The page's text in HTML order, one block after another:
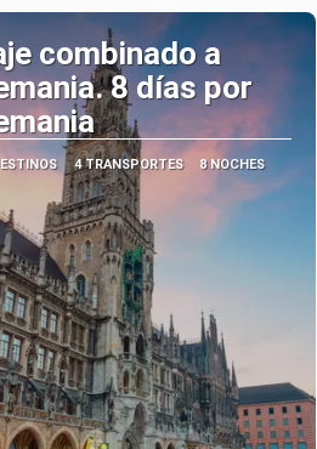
combinado a
8 días por
4 TRANSPORTES 8 NOCHES